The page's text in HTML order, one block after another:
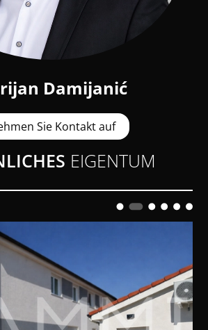
Damijanić
Sie Kontakt auf
EIGENTUM